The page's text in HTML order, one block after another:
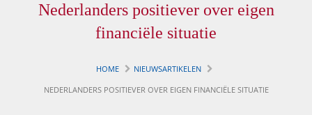
Over Pietie Jeelof
Garanties
Hypotheek Advies
Life style planning
Nederlanders positiever over eigen
financiële situatie
HOME
NIEUWSARTIKELEN
NEDERLANDERS POSITIEVER OVER EIGEN FINANCIËLE SITUATIE